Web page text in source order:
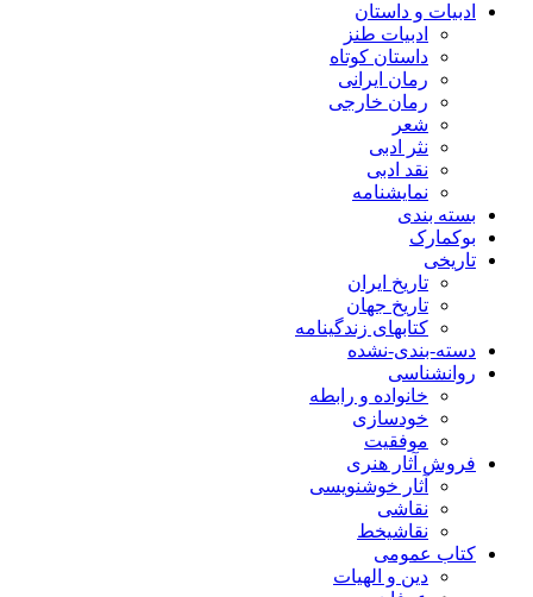
ادبیات و داستان
ادبیات طنز
داستان کوتاه
رمان ایرانی
رمان خارجی
شعر
نثر ادبی
نقد ادبی
نمایشنامه
بسته بندی
بوکمارک
تاریخی
تاریخ ایران
تاریخ جهان
کتابهای زندگینامه
دسته-بندی-نشده
روانشناسی
خانواده و رابطه
خودسازی
موفقیت
فروش آثار هنری
آثار خوشنویسی
نقاشی
نقاشیخط
کتاب عمومی
دین و الهیات